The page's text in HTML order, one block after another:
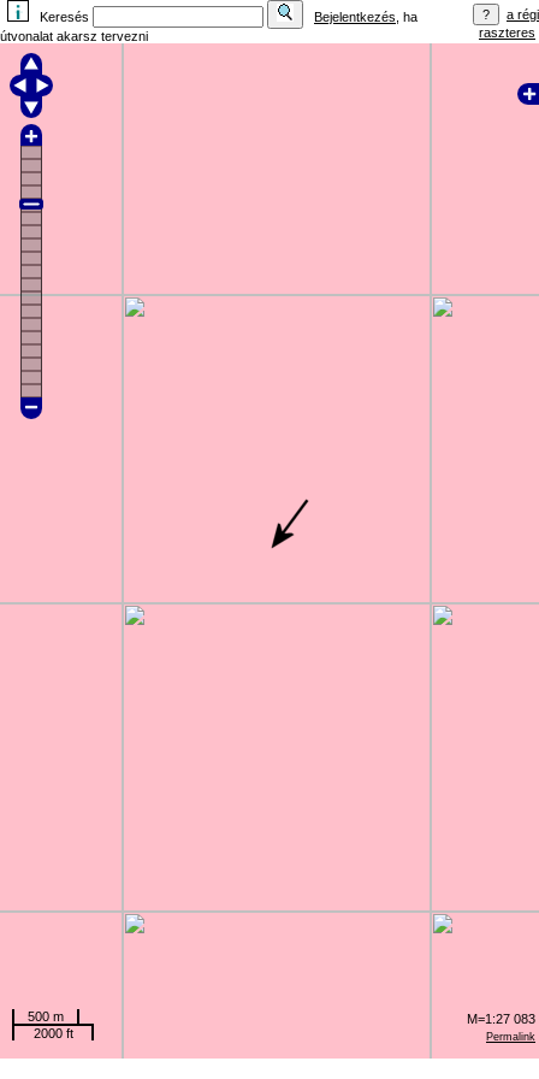
Keresés Bejelentkezés , ha
útvonalat akarsz tervezni
a régi
raszteres
Permalink
500 m
2000 ft
M=1:27 083